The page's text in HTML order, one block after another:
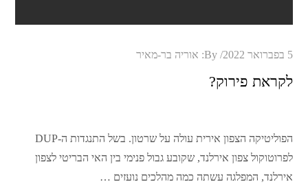
Posted
on
5 בפברואר 2022 By: אוריה בר-מאיר
לקראת פירוק?
הפוליטיקה הצפון אירית עולה על שרטון. בשל התנגדות ה-DUP
לפרוטוקול צפון אירלנד, שקובע גבול פנימי בין האי הבריטי לצפון
אירלנד, המפלגה עשתה כמה מהלכים נועזים …